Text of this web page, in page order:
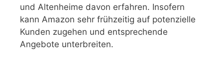
und Altenheime davon erfahren. Insofern
kann Amazon sehr frühzeitig auf potenzielle
Kunden zugehen und entsprechende
Angebote unterbreiten.